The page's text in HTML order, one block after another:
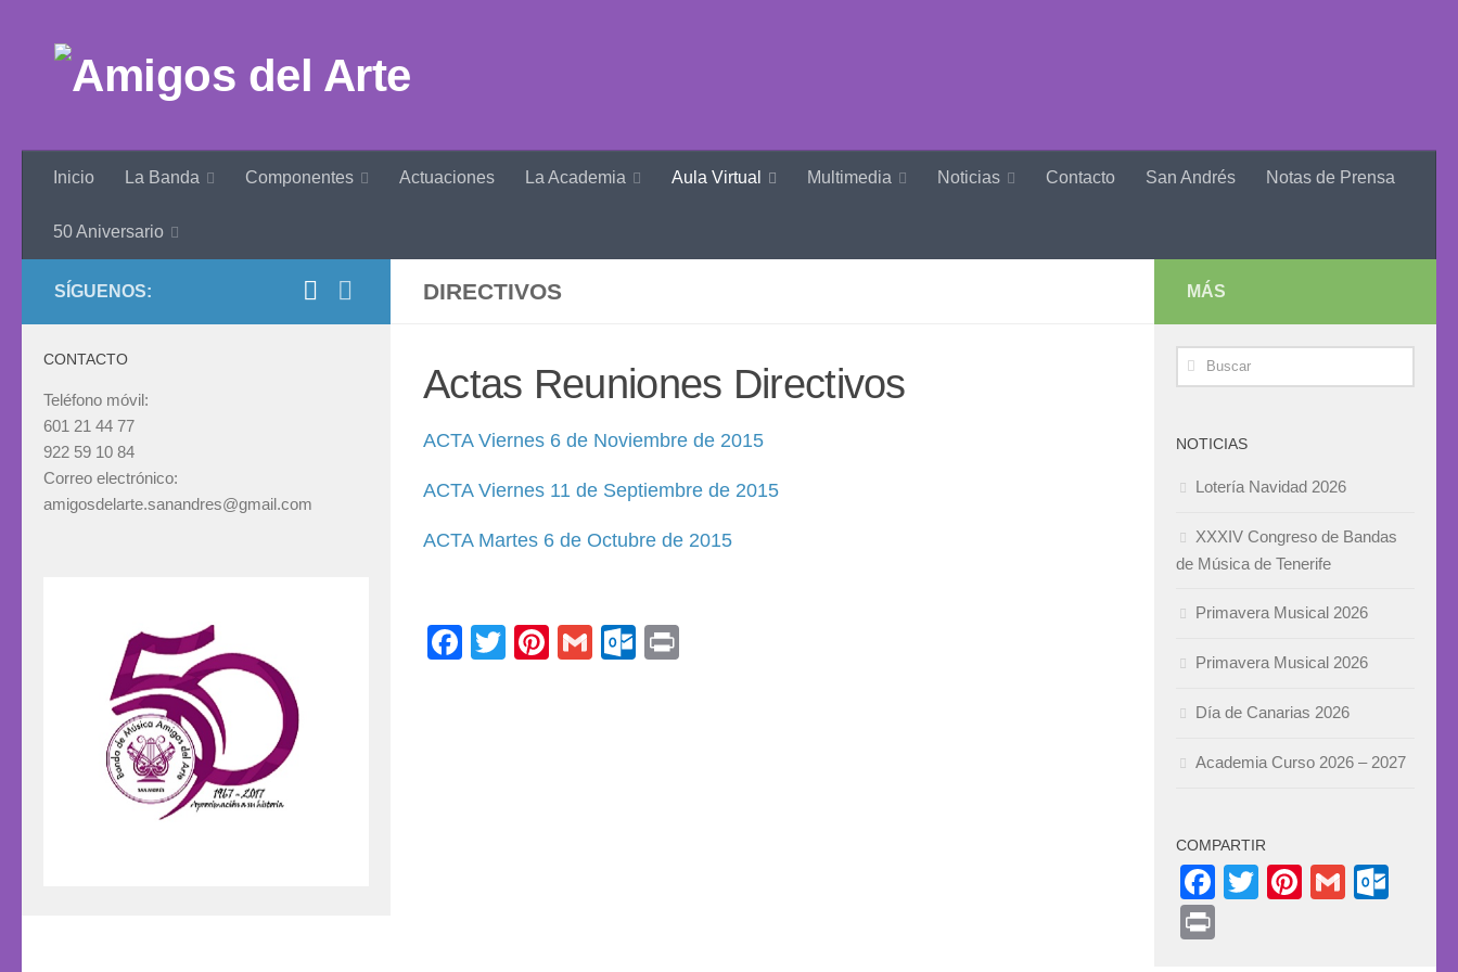
Inicio La Banda Componentes Actuaciones La Academia Aula Virtual Multimedia Noticias Contacto San Andrés Notas de Prensa
50 Aniversario
DIRECTIVOS
Actas Reuniones Directivos
ACTA Viernes 6 de Noviembre de 2015
ACTA Viernes 11 de Septiembre de 2015
ACTA Martes 6 de Octubre de 2015
Facebook
TwitterPinterest
GmailOutlook.com
SÍGUENOS:
CONTACTO
Teléfono móvil:
601 21 44 77
922 59 10 84
Correo electrónico:
amigosdelarte.sanandres@gmail.com
MÁS
NOTICIAS
Lotería Navidad 2026
XXXIV Congreso de Bandas
de Música de Tenerife
Primavera Musical 2026
Primavera Musical 2026
Día de Canarias 2026
Academia Curso 2026 – 2027
COMPARTIR
Facebook
TwitterPinterest
Gmail